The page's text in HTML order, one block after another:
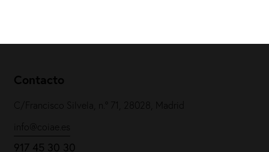
Contacto
C/Francisco Silvela, n.º 71, 28028, Madrid
info@coiae.es
917 45 30 30